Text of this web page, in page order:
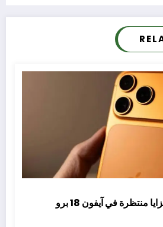
تسريبات تكشف 5 مزايا منتظرة في آيفون 18 برو